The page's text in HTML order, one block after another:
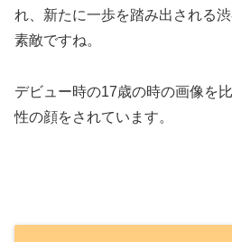
れ、新たに一歩を踏み出される
素敵ですね。
デビュー時の17歳の時の画像を
性の顔をされています。